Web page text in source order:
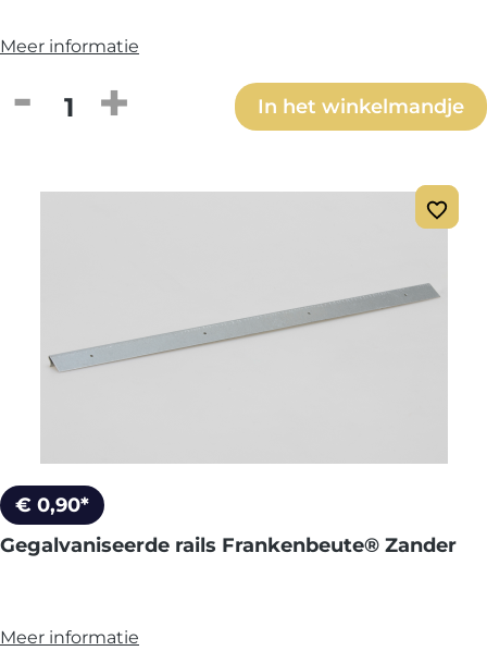
Meer informatie
Producthoeveelheid: Voer deIn het winkelmandje
€ 0,90*
Gegalvaniseerde rails Frankenbeute® Zander
Meer informatie